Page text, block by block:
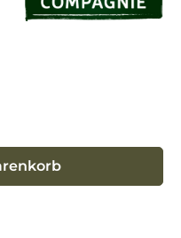
die Schaltflächen um die